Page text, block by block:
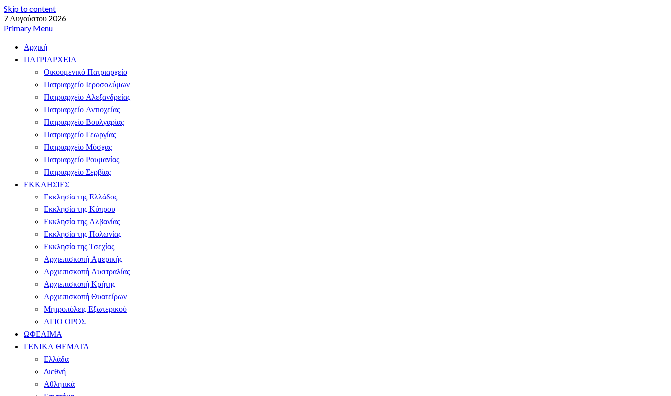
Skip to content
7 Αυγούστου 2026
Primary Menu
Αρχική
ΠΑΤΡΙΑΡΧΕΙΑ
Οικουμενικό Πατριαρχείο
Πατριαρχείο Ιεροσολύμων
Πατριαρχείο Αλεξανδρείας
Πατριαρχείο Αντιοχείας
Πατριαρχείο Βουλγαρίας
Πατριαρχείο Γεωργίας
Πατριαρχείο Μόσχας
Πατριαρχείο Ρουμανίας
Πατριαρχείο Σερβίας
ΕΚΚΛΗΣΙΕΣ
Εκκλησία της Ελλάδος
Εκκλησία της Κύπρου
Εκκλησία της Αλβανίας
Εκκλησία της Πολωνίας
Εκκλησία της Τσεχίας
Αρχιεπισκοπή Αμερικής
Αρχιεπισκοπή Αυστραλίας
Αρχιεπισκοπή Κρήτης
Αρχιεπισκοπή Θυατείρων
Μητροπόλεις Εξωτερικού
ΑΓΙΟ ΟΡΟΣ
ΩΦΕΛΙΜΑ
ΓΕΝΙΚΑ ΘΕΜΑΤΑ
Ελλάδα
Διεθνή
Αθλητικά